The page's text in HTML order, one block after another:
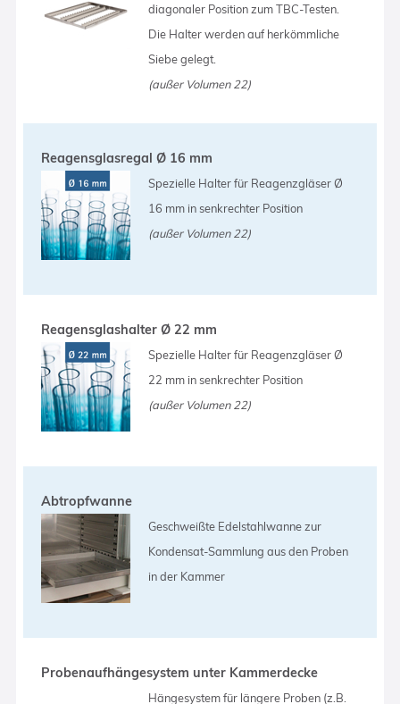
diagonaler Position zum TBC-Testen.
Die Halter werden auf herkömmliche
Siebe gelegt.
(außer Volumen 22)
Reagensglasregal Ø 16 mm
Spezielle Halter für Reagenzgläser Ø
16 mm in senkrechter Position
(außer Volumen 22)
Reagensglashalter Ø 22 mm
Spezielle Halter für Reagenzgläser Ø
22 mm in senkrechter Position
(außer Volumen 22)
Abtropfwanne
Geschweißte Edelstahlwanne zur
Kondensat-Sammlung aus den Proben
in der Kammer
Probenaufhängesystem unter Kammerdecke
Hängesystem für längere Proben (z.B.